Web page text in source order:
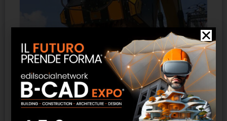
Benna Selezionatrice MB HDS314 MB Crusher